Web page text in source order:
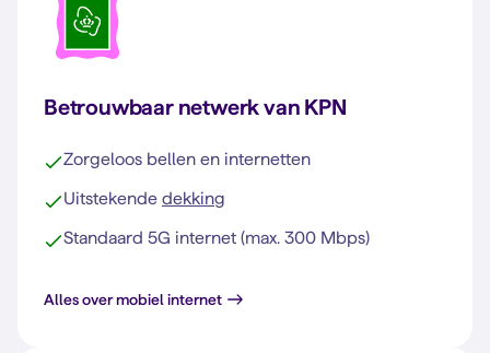
Betrouwbaar netwerk van KPN
Zorgeloos bellen en internetten
Uitstekende dekking
Standaard 5G internet (max. 300 Mbps)
Alles over mobiel internet